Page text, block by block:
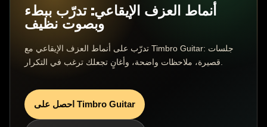
أنماط العزف الإيقاعي: تدرّب ببطء
وبصوت نظيف
تدرّب على أنماط العزف الإيقاعي مع Timbro Guitar: جلسات
قصيرة، ملاحظات واضحة، وأغانٍ تجعلك ترغب في التكرار.
احصل على Timbro Guitar